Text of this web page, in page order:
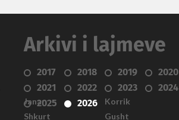
Arkivi i lajmeve
2017 2018 2019
2020
2021
2022 2023
2024
2025
2026
Janar
Shkurt
Korrik
Gusht